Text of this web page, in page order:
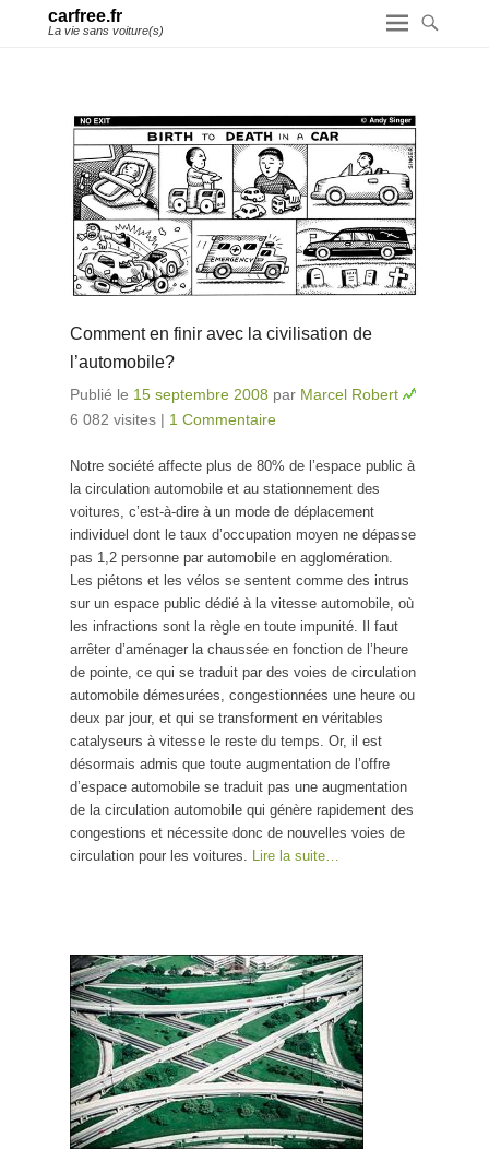
carfree.fr
La vie sans voiture(s)
Comment en finir avec la civilisation de
l’automobile?
Publié le 15 septembre 2008 par Marcel Robert
6 082 visites | 1 Commentaire
Notre société affecte plus de 80% de l’espace public à
la circulation automobile et au stationnement des
voitures, c’est-à-dire à un mode de déplacement
individuel dont le taux d’occupation moyen ne dépasse
pas 1,2 personne par automobile en agglomération.
Les piétons et les vélos se sentent comme des intrus
sur un espace public dédié à la vitesse automobile, où
les infractions sont la règle en toute impunité. Il faut
arrêter d’aménager la chaussée en fonction de l’heure
de pointe, ce qui se traduit par des voies de circulation
automobile démesurées, congestionnées une heure ou
deux par jour, et qui se transforment en véritables
catalyseurs à vitesse le reste du temps. Or, il est
désormais admis que toute augmentation de l’offre
d’espace automobile se traduit pas une augmentation
de la circulation automobile qui génère rapidement des
congestions et nécessite donc de nouvelles voies de
circulation pour les voitures. Lire la suite…